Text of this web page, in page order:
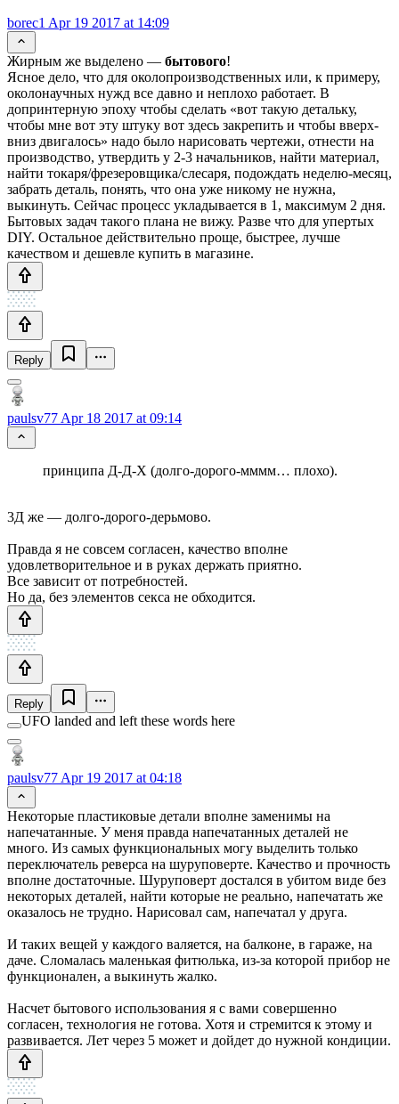
borec1 Apr 19 2017 at 14:09
Жирным же выделено — бытового!
Ясное дело, что для околопроизводственных или, к примеру,
околонаучных нужд все давно и неплохо работает. В
допринтерную эпоху чтобы сделать «вот такую детальку,
чтобы мне вот эту штуку вот здесь закрепить и чтобы вверх-
вниз двигалось» надо было нарисовать чертежи, отнести на
производство, утвердить у 2-3 начальников, найти материал,
найти токаря/фрезеровщика/слесаря, подождать неделю-месяц,
забрать деталь, понять, что она уже никому не нужна,
выкинуть. Сейчас процесс укладывается в 1, максимум 2 дня.
Бытовых задач такого плана не вижу. Разве что для упертых
DIY. Остальное действительно проще, быстрее, лучше
качеством и дешевле купить в магазине.
Reply
paulsv77 Apr 18 2017 at 09:14
принципа Д-Д-Х (долго-дорого-мммм… плохо).
3Д же — долго-дорого-дерьмово.
Правда я не совсем согласен, качество вполне
удовлетворительное и в руках держать приятно.
Все зависит от потребностей.
Но да, без элементов секса не обходится.
Reply
UFO landed and left these words here
paulsv77 Apr 19 2017 at 04:18
Некоторые пластиковые детали вполне заменимы на
напечатанные. У меня правда напечатанных деталей не
много. Из самых функциональных могу выделить только
переключатель реверса на шуруповерте. Качество и прочность
вполне достаточные. Шуруповерт достался в убитом виде без
некоторых деталей, найти которые не реально, напечатать же
оказалось не трудно. Нарисовал сам, напечатал у друга.
И таких вещей у каждого валяется, на балконе, в гараже, на
даче. Сломалась маленькая фитюлька, из-за которой прибор не
функционален, а выкинуть жалко.
Насчет бытового использования я с вами совершенно
согласен, технология не готова. Хотя и стремится к этому и
развивается. Лет через 5 может и дойдет до нужной кондиции.